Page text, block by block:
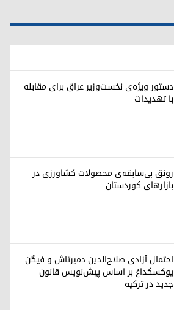
دستور ویژه‌ی نخست‌وزیر عراق برای مقابله
با تهدیدات
رونق بی‌سابقه‌ی محصولات کشاورزی در
بازارهای کوردستان
احتمال آزادی صلاح‌الدین دمیرتاش و فیگن
یوکسکداغ بر اساس پیش‌نویس قانون
جدید در ترکیه